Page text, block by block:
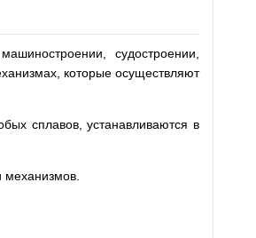
судостроении,
которые осуществляют
сплавов, устанавливаются в
механизмов.